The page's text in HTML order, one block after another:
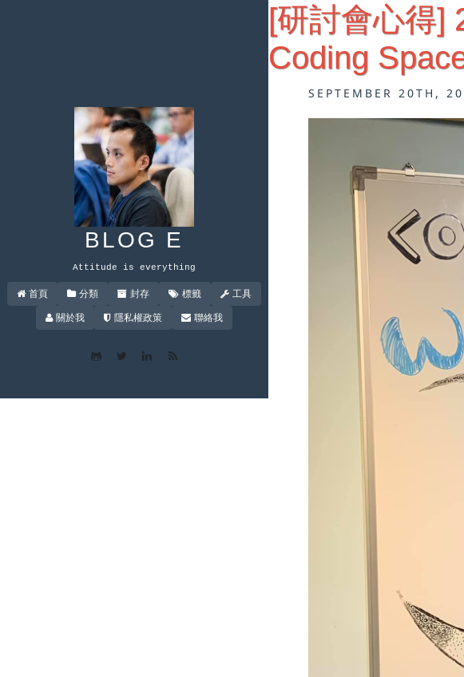
BLOG E
Attitude is everything
首頁 分類 封存 標籤
工具
關於我
隱私權政策 聯絡我
[研討會心得]
Coding
SEPTEMBER 20TH,